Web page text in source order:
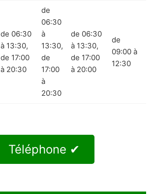
de 06:30
à 13:30,
de 17:00
à 20:30
de
06:30
à
13:30,
de
17:00
à
20:30
de 06:30
à 13:30,
de 17:00
à 20:00
de
09:00 à
12:30
Téléphone ✔